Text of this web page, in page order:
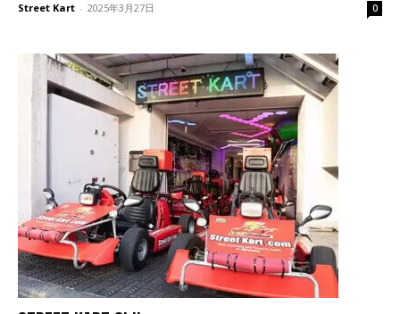
Street Kart - 2025年3月27日 0